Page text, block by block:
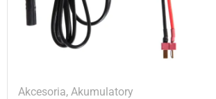
Akcesoria, Akumulatory